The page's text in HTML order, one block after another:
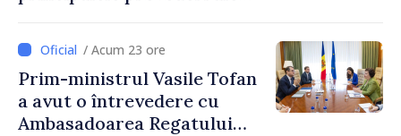
2027
/ Acum 23 ore
Prim-ministrul Vasile Tofan
a avut o întrevedere cu
Ambasadoarea Regatului